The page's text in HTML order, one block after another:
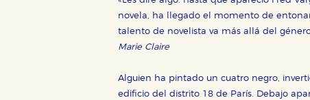
novela, ha llegado el momento de
talento de novelista va más allá del
Marie Claire
Alguien ha pintado un cuatro negro,
edificio del distrito 18 de París. Debajo